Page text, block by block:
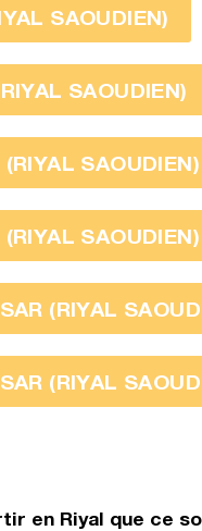
SAOUDIEN)
SAOUDIEN)
SAOUDIEN)
SAOUDIEN)
(RIYAL
(RIYAL
en Riyal que ce